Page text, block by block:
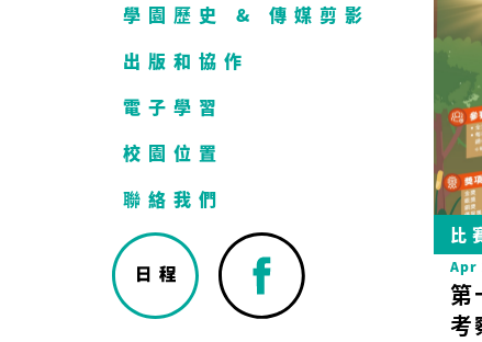
學園歷史 & 傳媒剪影
出版和協作
電子學習
校園位置
聯絡我們
比
Apr
第
考